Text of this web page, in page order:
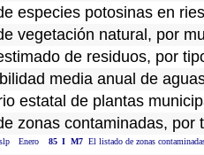
especies potosinas en
vegetación natural, por
de residuos, por
media anual de
estatal de plantas
zonas contaminadas,
Enero 85 I M7 El listado de zonas